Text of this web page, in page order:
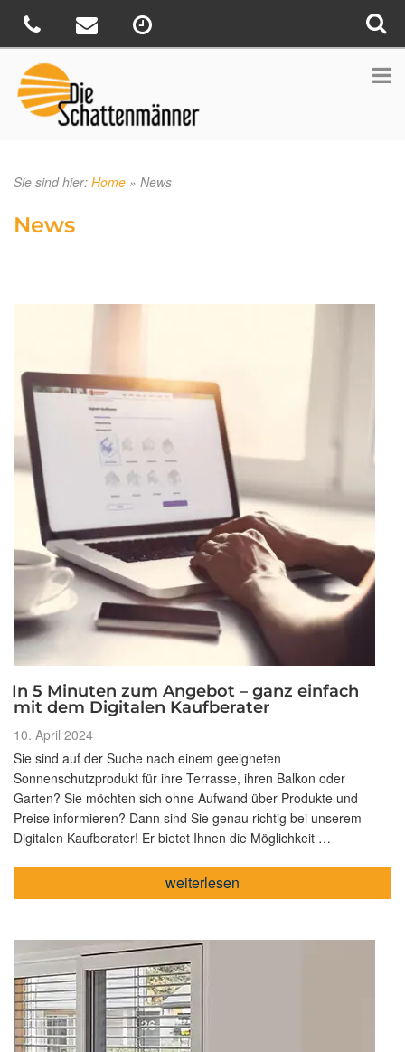
Sie sind hier: Home » News
News
In 5 Minuten zum Angebot – ganz einfach
mit dem Digitalen Kaufberater
Veröffentlicht
am
10. April 2024
Sie sind auf der Suche nach einem geeigneten
Sonnenschutzprodukt für ihre Terrasse, ihren Balkon oder
Garten? Sie möchten sich ohne Aufwand über Produkte und
Preise informieren? Dann sind Sie genau richtig bei unserem
Digitalen Kaufberater! Er bietet Ihnen die Möglichkeit …
„In
5
Angebot
–
ganz
einfach
mit
dem
Digitalen
Kaufberater“
weiterlesen